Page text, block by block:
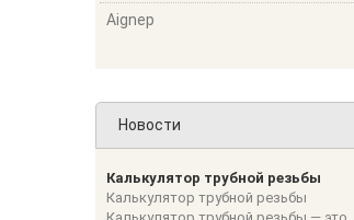
Aignep
Новости
Калькулятор трубной резьбы
Калькулятор трубной резьбы